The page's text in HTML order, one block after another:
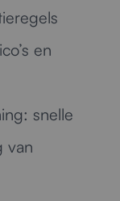
en
snelle
van